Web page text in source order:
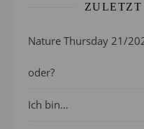
Nature Thursday 21/
oder?
Ich bin…